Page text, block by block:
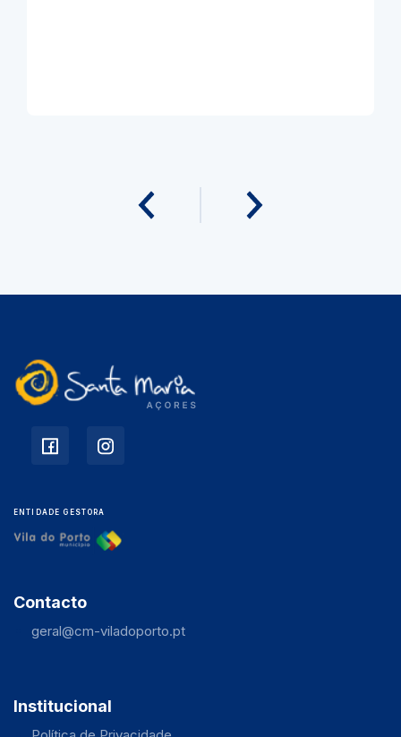
ENTIDADE GESTORA
Contacto
geral@cm-viladoporto.pt
Institucional